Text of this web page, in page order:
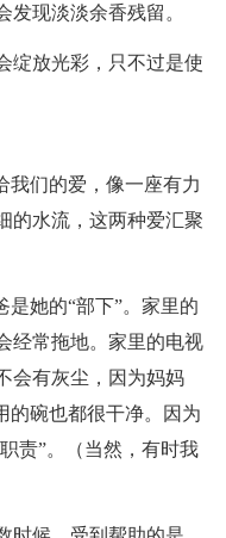
发现淡淡余香残留。
绽放光彩，只不过是使
我们的爱，像一座有力
的水流，这两种爱汇聚
是她的“部下”。家里的
经常拖地。家里的电视
会有灰尘，因为妈妈
的碗也都很干净。因为
责”。（当然，有时我